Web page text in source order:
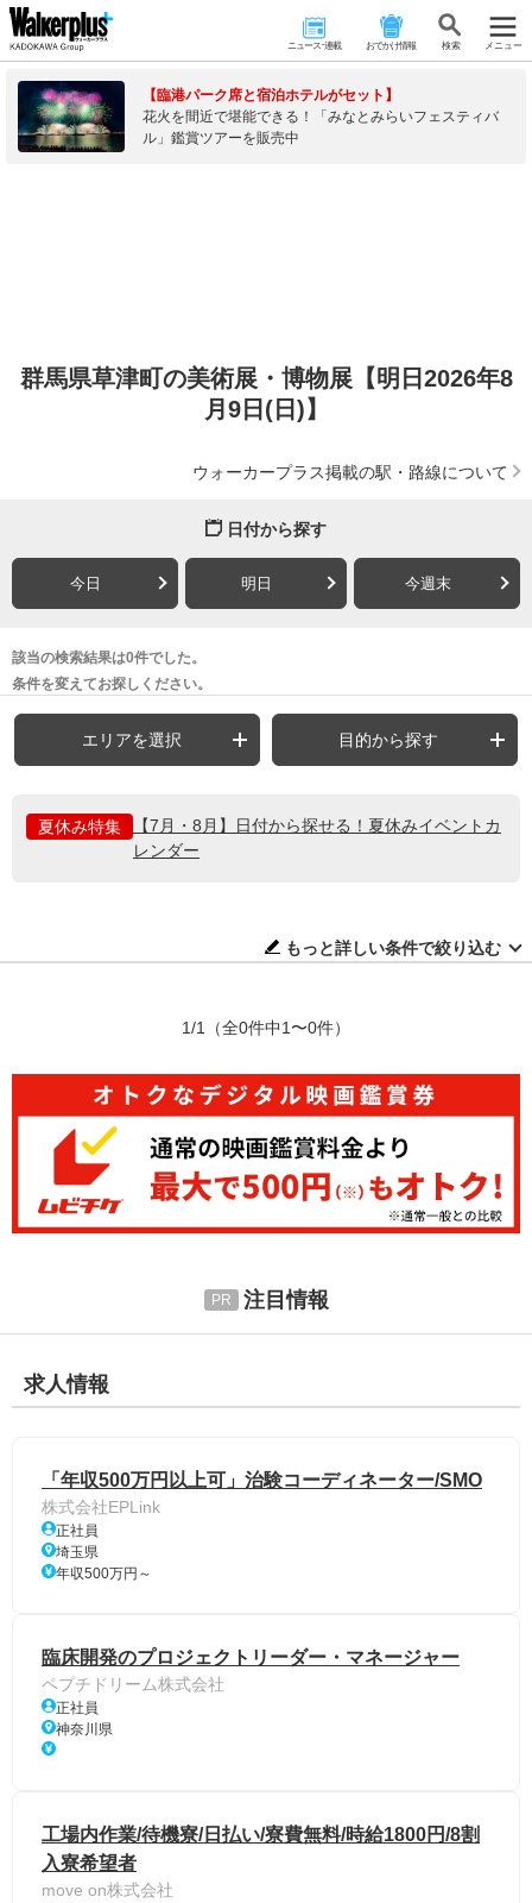
ニュース･連載 おでかけ情報 検 索 メニュー
【臨港パーク席と宿泊ホテルがセット】
花火を間近で堪能できる！「みなとみらいフェスティバ
ル」鑑賞ツアーを販売中
群馬県草津町の美術展・博物展【明日2026年8
月9日(日)】
ウォーカープラス掲載の駅・路線について
日付から探す
今日 明日 今週末
該当の検索結果は0件でした。
条件を変えてお探しください。
エリアを選択 目的から探す
夏休み特集
【7月・8月】日付から探せる！夏休みイベントカ
レンダー
もっと詳しい条件で絞り込む
1/1 （全0件中1〜0件）
注目情報
求人情報
「年収500万円以上可」治験コーディネーター/SMO
株式会社EPLink
正社員
埼玉県
年収500万円～
臨床開発のプロジェクトリーダー・マネージャー
ペプチドリーム株式会社
正社員
神奈川県
工場内作業/待機寮/日払い/寮費無料/時給1800円/8割
入寮希望者
move on株式会社